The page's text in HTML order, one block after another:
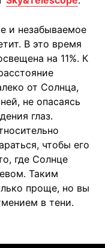
и незабываемое
В это время
на 11%. К
от Солнца,
не опасаясь
глаз.
чтобы его
где Солнце
Таким
проще, но вы
в тени.